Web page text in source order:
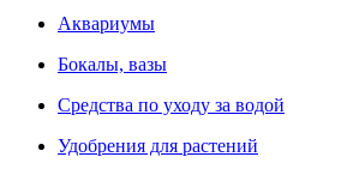
Аквариумы
Бокалы, вазы
Средства по уходу за водой
Удобрения для растений